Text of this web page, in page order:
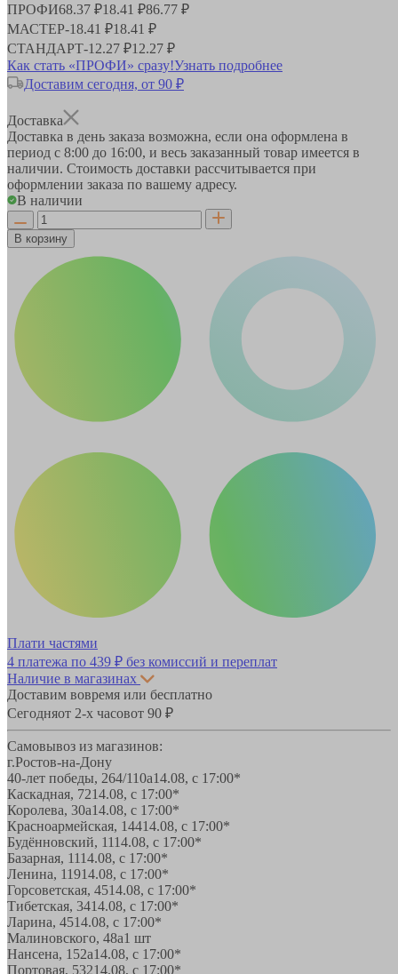
ПРОФИ68.37 ₽18.41 ₽86.77 ₽
МАСТЕР-18.41 ₽18.41 ₽
СТАНДАРТ-12.27 ₽12.27 ₽
Как стать «ПРОФИ» сразу!Узнать подробнее
Доставим сегодня, от 90 ₽
Доставка
Доставка в день заказа возможна, если она оформлена в
период с 8:00 до 16:00, и весь заказанный товар имеется в
наличии. Стоимость доставки рассчитывается при
оформлении заказа по вашему адресу.
В наличии
В корзину
Плати частями
4 платежа по 439 ₽ без комиссий и переплат
Наличие в магазинах
Доставим вовремя или бесплатно
Сегодняот 2-х часовот 90 ₽
Самовывоз из магазинов:
г.Ростов-на-Дону
40-лет победы, 264/110а14.08, с 17:00*
Каскадная, 7214.08, с 17:00*
Королева, 30а14.08, с 17:00*
Красноармейская, 14414.08, с 17:00*
Будённовский, 1114.08, с 17:00*
Базарная, 1114.08, с 17:00*
Ленина, 11914.08, с 17:00*
Горсоветская, 4514.08, с 17:00*
Тибетская, 3414.08, с 17:00*
Ларина, 4514.08, с 17:00*
Малиновского, 48а1 шт
Нансена, 152а14.08, с 17:00*
Портовая, 53214.08, с 17:00*